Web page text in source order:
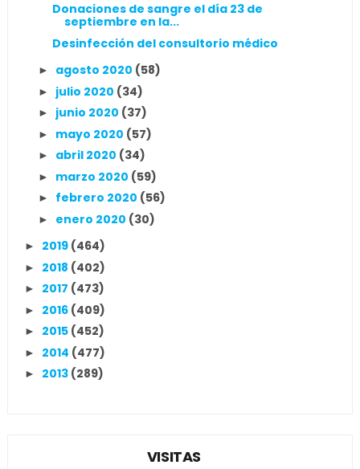
Donaciones de sangre el día 23 de
septiembre en la...
Desinfección del consultorio médico
► agosto 2020 (58)
► julio 2020 (34)
► junio 2020 (37)
► mayo 2020 (57)
► abril 2020 (34)
► marzo 2020 (59)
► febrero 2020 (56)
► enero 2020 (30)
► 2019 (464)
► 2018 (402)
► 2017 (473)
► 2016 (409)
► 2015 (452)
► 2014 (477)
► 2013 (289)
VISITAS